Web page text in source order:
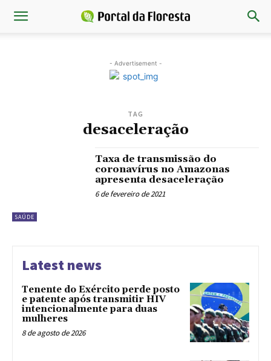
- Advertisement -
TAG
desaceleração
SAÚDE
Taxa de transmissão do
coronavírus no Amazonas
apresenta desaceleração
6 de fevereiro de 2021
Latest news
Tenente do Exército perde posto
e patente após transmitir HIV
intencionalmente para duas
mulheres
8 de agosto de 2026